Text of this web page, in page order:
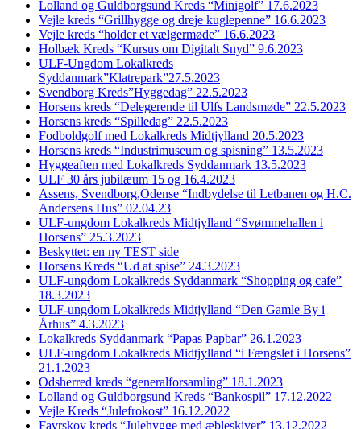
Lolland og Guldborgsund Kreds “Minigolf” 17.6.2023
Vejle kreds “Grillhygge og dreje kuglepenne” 16.6.2023
Vejle kreds “holder et vælgermøde” 16.6.2023
Holbæk Kreds “Kursus om Digitalt Snyd” 9.6.2023
ULF-Ungdom Lokalkreds
Syddanmark”Klatrepark”27.5.2023
Svendborg Kreds”Hyggedag” 22.5.2023
Horsens kreds “Delegerende til Ulfs Landsmøde” 22.5.2023
Horsens kreds “Spilledag” 22.5.2023
Fodboldgolf med Lokalkreds Midtjylland 20.5.2023
Horsens kreds “Industrimuseum og spisning” 13.5.2023
Hyggeaften med Lokalkreds Syddanmark 13.5.2023
ULF 30 års jubilæum 15 og 16.4.2023
Assens, Svendborg,Odense “Indbydelse til Letbanen og H.C.
Andersens Hus” 02.04.23
ULF-ungdom Lokalkreds Midtjylland “Svømmehallen i
Horsens” 25.3.2023
Beskyttet: en ny TEST side
Horsens Kreds “Ud at spise” 24.3.2023
ULF-ungdom Lokalkreds Syddanmark “Shopping og cafe”
18.3.2023
ULF-ungdom Lokalkreds Midtjylland “Den Gamle By i
Århus” 4.3.2023
Lokalkreds Syddanmark “Papas Papbar” 26.1.2023
ULF-ungdom Lokalkreds Midtjylland “i Fængslet i Horsens”
21.1.2023
Odsherred kreds “generalforsamling” 18.1.2023
Lolland og Guldborgsund Kreds “Bankospil” 17.12.2022
Vejle Kreds “Julefrokost” 16.12.2022
Favrskov kreds “Julehygge med æbleskiver” 13.12.2022